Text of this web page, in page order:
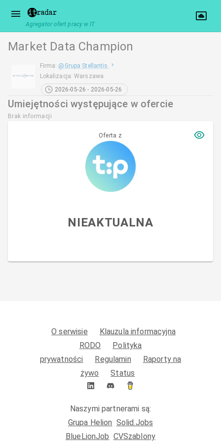
Agregator ofert pracy w IT
Market Data Champion
Firma: @ Grupa Stellantis
Lokalizacja:Warszawa
2026-05-26 - 2026-05-26
Umiejętności występujące w ofercie
Brak informacji
Oferta z
NIEAKTUALNA
O serwisie
Klauzula informacyjna
RODO
Polityka
prywatności
Regulamin
Raporty na
żywo
Status
Naszymi partnerami są:
Grupa Helion Solid.Jobs
BlueLionJob CVSzablony